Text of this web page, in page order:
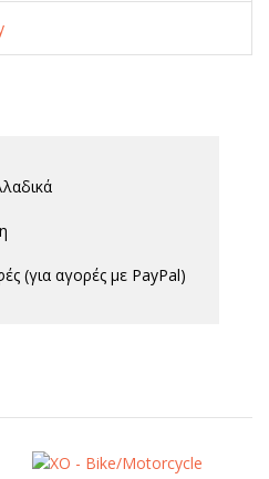
(για αγορές με PayPal)